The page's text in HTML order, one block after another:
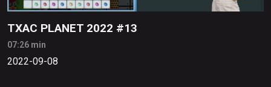
TXAC PLANET 2022 #13
07:26 min
2022-09-08